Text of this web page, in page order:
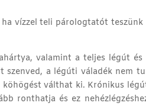
vízzel teli párologtatót teszünk
valamint a teljes légút és
szenved, a légúti váladék nem
köhögést válthat ki. Krónikus
ronthatja és ez